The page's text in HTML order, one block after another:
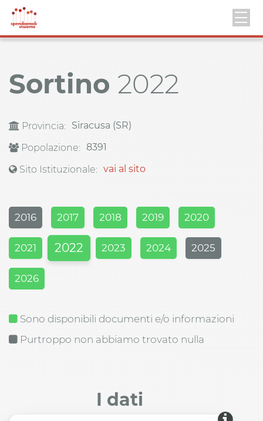
Sortino 2022
Provincia:
Siracusa (SR)
Popolazione: 8391
Sito Istituzionale: vai al sito
2016 2017 2018 2019 2020
2021 2022 2023 2024 2025
2026
Sono disponibili documenti e/o informazioni
Purtroppo non abbiamo trovato nulla
I dati